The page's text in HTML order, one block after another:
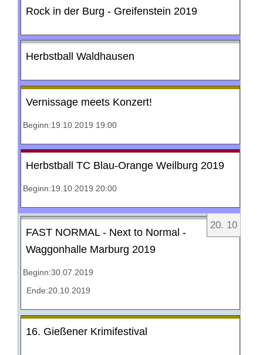
Rock in der Burg - Greifenstein 2019
Herbstball Waldhausen
Vernissage meets Konzert!
Beginn:19.10.2019 19:00
Herbstball TC Blau-Orange Weilburg 2019
Beginn:19.10.2019 20:00
20. 10
FAST NORMAL - Next to Normal -
Waggonhalle Marburg 2019
Beginn:30.07.2019
Ende:20.10.2019
16. Gießener Krimifestival